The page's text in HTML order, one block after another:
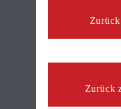
Zurück